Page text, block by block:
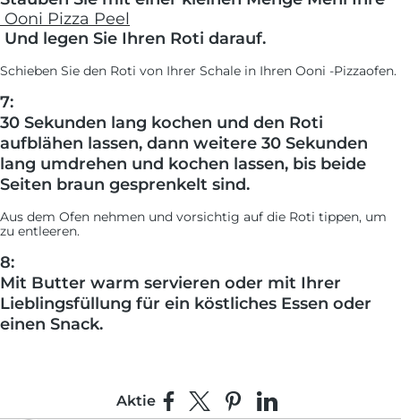
Ooni Pizza Peel
Und legen Sie Ihren Roti darauf.
Schieben Sie den Roti von Ihrer Schale in Ihren Ooni -Pizzaofen.
7:
30 Sekunden lang kochen und den Roti
aufblähen lassen, dann weitere 30 Sekunden
lang umdrehen und kochen lassen, bis beide
Seiten braun gesprenkelt sind.
Aus dem Ofen nehmen und vorsichtig auf die Roti tippen, um
zu entleeren.
8:
Mit Butter warm servieren oder mit Ihrer
Lieblingsfüllung für ein köstliches Essen oder
einen Snack.
Aktie Auf Facebook teilen
Teilen auf X
Auf Pinterest pinnen
Auf LinkedIn teilen